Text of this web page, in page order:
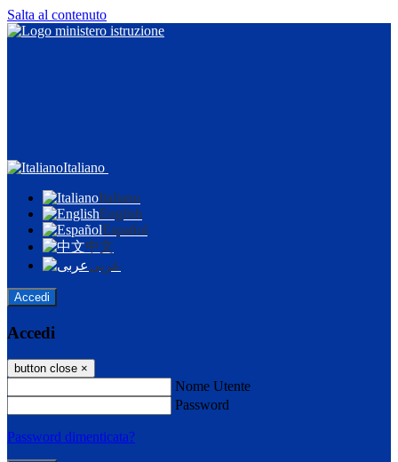
Salta al contenuto
Italiano
Italiano
English
Español
中文
عربى
Accedi
Accedi
button close ×
Nome Utente
Password
Password dimenticata?